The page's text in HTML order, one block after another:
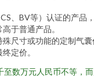
、BV等）认证的产品
于普通产品。
殊尺寸或功能的定制气囊
定价。
至数万元人民币不等，